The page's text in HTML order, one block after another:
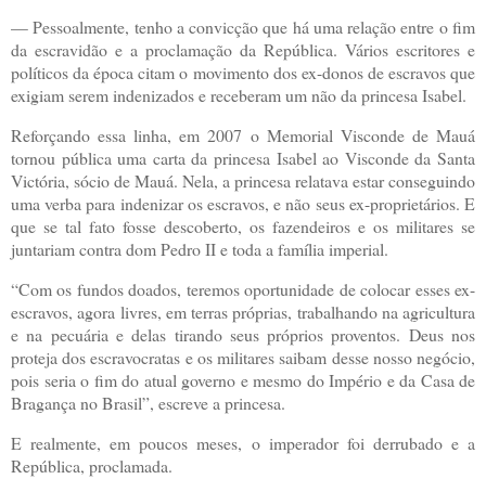
— Pessoalmente, tenho a convicção que há uma relação entre o fim
da escravidão e a proclamação da República. Vários escritores e
políticos da época citam o movimento dos ex-donos de escravos que
exigiam serem indenizados e receberam um não da princesa Isabel.
Reforçando essa linha, em 2007 o Memorial Visconde de Mauá
tornou pública uma carta da princesa Isabel ao Visconde da Santa
Victória, sócio de Mauá. Nela, a princesa relatava estar conseguindo
uma verba para indenizar os escravos, e não seus ex-proprietários. E
que se tal fato fosse descoberto, os fazendeiros e os militares se
juntariam contra dom Pedro II e toda a família imperial.
“Com os fundos doados, teremos oportunidade de colocar esses ex-
escravos, agora livres, em terras próprias, trabalhando na agricultura
e na pecuária e delas tirando seus próprios proventos. Deus nos
proteja dos escravocratas e os militares saibam desse nosso negócio,
pois seria o fim do atual governo e mesmo do Império e da Casa de
Bragança no Brasil”, escreve a princesa.
E realmente, em poucos meses, o imperador foi derrubado e a
República, proclamada.